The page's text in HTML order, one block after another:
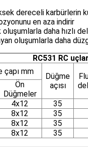
dereceli karbürlerin
en aza indirir
daha hızlı
oluşumlarla daha
RC531 RC
çapı mm
Düğme
açısı
Ön
Düğmeler
4x12 35
8x12 35
8x12 35
8x12 35